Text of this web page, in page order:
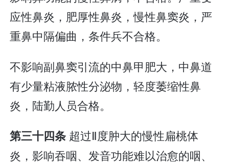
应性鼻炎，肥厚性鼻炎，慢性鼻窦炎，严
重鼻中隔偏曲，条件兵不合格。
不影响副鼻窦引流的中鼻甲肥大，中鼻道
有少量粘液脓性分泌物，轻度萎缩性鼻
炎，陆勤人员合格。
第三十四条 超过Ⅱ度肿大的慢性扁桃体
炎，影响吞咽、发音功能难以治愈的咽、